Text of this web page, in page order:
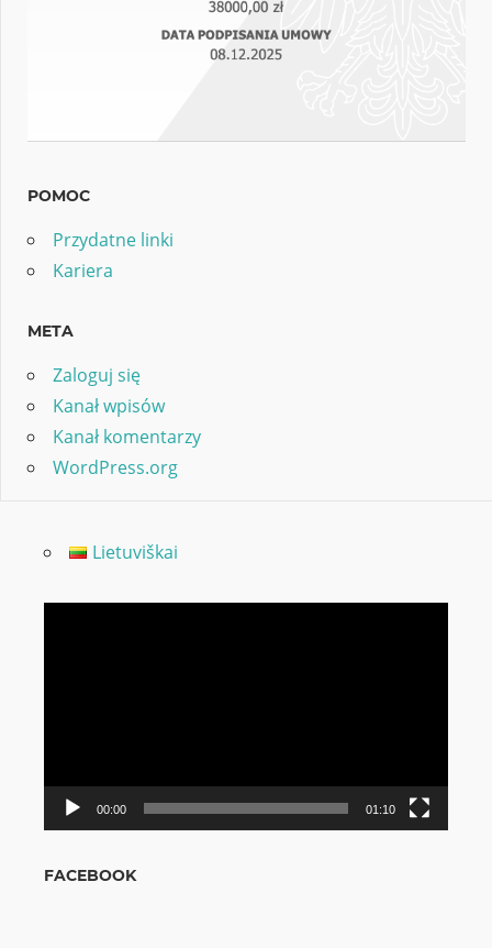
POMOC
Przydatne linki
Kariera
META
Zaloguj się
Kanał wpisów
Kanał komentarzy
WordPress.org
Lietuviškai
00:00 01:10
FACEBOOK